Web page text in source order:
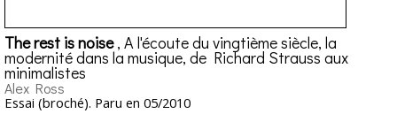
The rest is noise, A l'écoute du vingtième siècle, la
modernité dans la musique, de Richard Strauss aux
minimalistes
Alex Ross
Essai (broché). Paru en 05/2010